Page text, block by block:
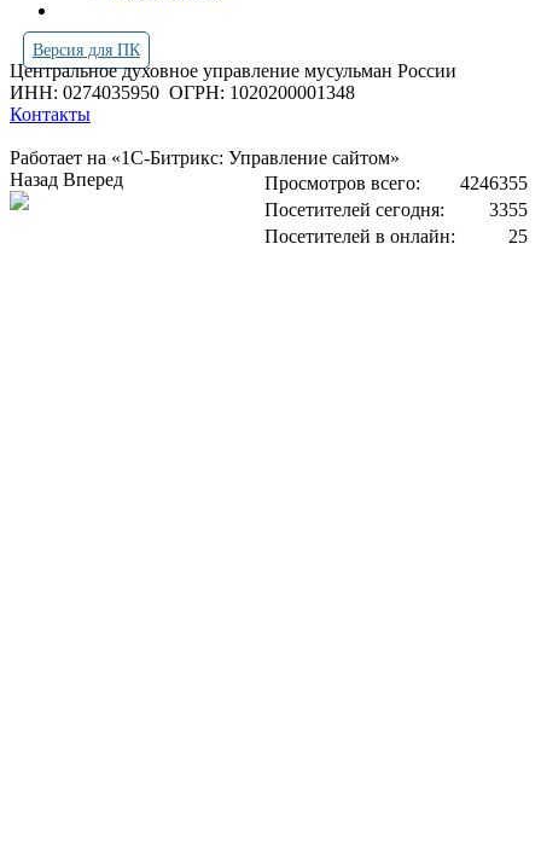
Версия для ПК
Центральное духовное управление мусульман России
ИНН: 0274035950 ОГРН: 1020200001348
Контакты
Работает на «1С-Битрикс: Управление сайтом»
Просмотров всего:
4246355
Посетителей сегодня:
3355
Посетителей в онлайн:
25
Назад Вперед